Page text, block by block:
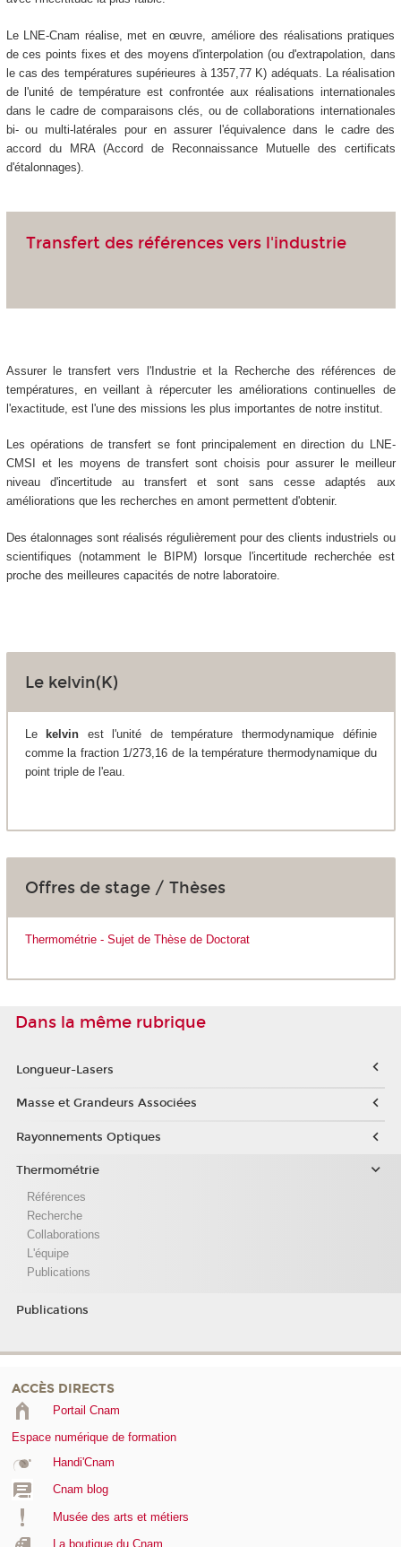
Le LNE-Cnam réalise, met en œuvre, améliore des réalisations pratiques
de ces points fixes et des moyens d'interpolation (ou d'extrapolation, dans
le cas des températures supérieures à 1357,77 K) adéquats. La réalisation
de l'unité de température est confrontée aux réalisations internationales
dans le cadre de comparaisons clés, ou de collaborations internationales
bi- ou multi-latérales pour en assurer l'équivalence dans le cadre des
accord du MRA (Accord de Reconnaissance Mutuelle des certificats
d'étalonnages).
Transfert des références vers l'industrie
Assurer le transfert vers l'Industrie et la Recherche des références de
températures, en veillant à répercuter les améliorations continuelles de
l'exactitude, est l'une des missions les plus importantes de notre institut.
Les opérations de transfert se font principalement en direction du LNE-
CMSI et les moyens de transfert sont choisis pour assurer le meilleur
niveau d'incertitude au transfert et sont sans cesse adaptés aux
améliorations que les recherches en amont permettent d'obtenir.
Des étalonnages sont réalisés régulièrement pour des clients industriels ou
scientifiques (notamment le BIPM) lorsque l'incertitude recherchée est
proche des meilleures capacités de notre laboratoire.
Le kelvin(K)
Le kelvin est l'unité de température thermodynamique définie
comme la fraction 1/273,16 de la température thermodynamique du
point triple de l'eau.
Offres de stage / Thèses
Thermométrie - Sujet de Thèse de Doctorat
Dans la même rubrique
Longueur-Lasers
Masse et Grandeurs Associées
Rayonnements Optiques
Thermométrie
Références
Recherche
Collaborations
L'équipe
Publications
Publications
ACCÈS DIRECTS
Portail Cnam
Espace numérique de formation
Handi'Cnam
Cnam blog
Musée des arts et métiers
La boutique du Cnam